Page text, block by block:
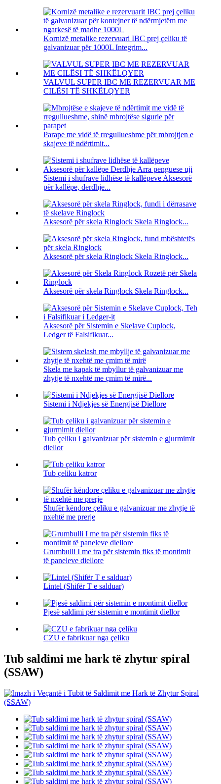
Kornizë metalike rezervuari IBC prej çeliku të
galvanizuar për 1000L Integrim...
VALVUL SUPER IBC ME REZERVUAR ME
CILËSI TË SHKËLQYER
Parape me vidë të rregullueshme për mbrojtjen e
skajeve të ndërtimit...
Sistemi i shufrave lidhëse të kallëpeve Aksesorë
për kallëpe, derdhje...
Aksesorë për skela Ringlock Skela Ringlock...
Aksesorë për skela Ringlock Skela Ringlock...
Aksesorë për skela Ringlock Skela Ringlock...
Aksesorë për Sistemin e Skelave Cuplock,
Ledger të Falsifikuar...
Skela me kapak të mbyllur të galvanizuar me
zhytje të nxehtë me çmim të mirë...
Sistemi i Ndjekjes së Energjisë Diellore
Tub çeliku i galvanizuar për sistemin e gjurmimit
diellor
Tub çeliku katror
Shufër këndore çeliku e galvanizuar me zhytje të
nxehtë me prerje
Grumbulli I me tra për sistemin fiks të montimit
të paneleve diellore
Lintel (Shifër T e salduar)
Pjesë saldimi për sistemin e montimit diellor
CZU e fabrikuar nga çeliku
Tub saldimi me hark të zhytur spiral
(SSAW)